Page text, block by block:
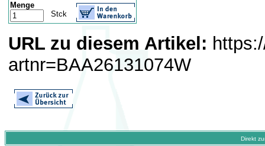
Menge
Stck
URL zu diesem Artikel:
artnr=BAA26131074W
Direkt